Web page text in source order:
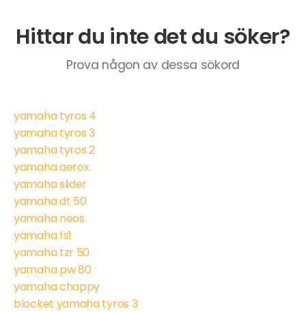
Hittar du inte det du söker?
Prova någon av dessa sökord
yamaha tyros 4
yamaha tyros 3
yamaha tyros 2
yamaha aerox
yamaha slider
yamaha dt 50
yamaha neos
yamaha fs1
yamaha tzr 50
yamaha pw 80
yamaha chappy
blocket yamaha tyros 3